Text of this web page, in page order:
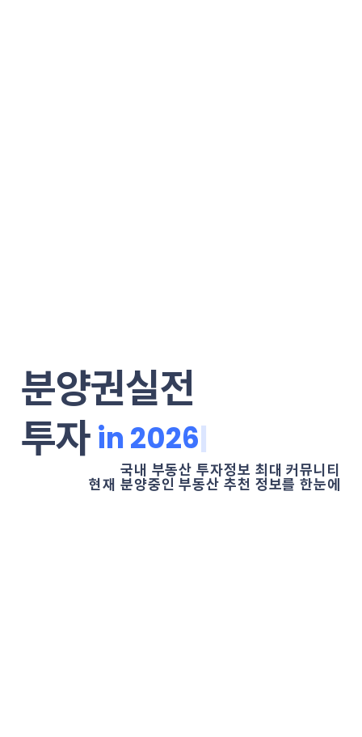
분양권실전
투자 i|
국내 부동산 투자정보 최대 커뮤니티
현재 분양중인 부동산 추천 정보를 한눈에